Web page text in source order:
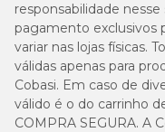
recebe o suplemento
Perguntas
Hemolitan Pet Gotas é
responsabilidade
pagamento exclusivos
variar nas lojas físicas.
válidas apenas para
Cobasi. Em caso de
válido é o do carrinho
COMPRA SEGURA. A